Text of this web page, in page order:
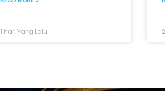
1 hari Yang Lalu